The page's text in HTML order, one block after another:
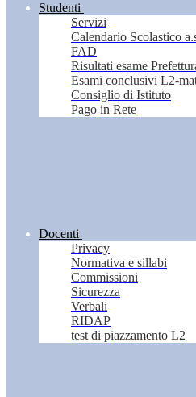
Studenti
Servizi
Calendario Scolastico
FAD
Risultati esame
Esami conclusivi L2-
Consiglio di Istituto
Pago in Rete
Docenti
Privacy
Normativa e sillabi
Commissioni
Sicurezza
Verbali
RIDAP
test di piazzamento L2